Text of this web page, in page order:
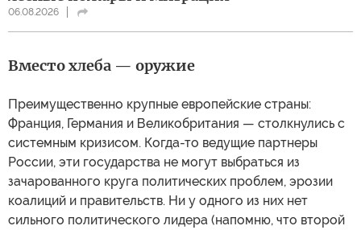
06.08.2026
Вместо хлеба — оружие
Преимущественно крупные европейские страны:
Франция, Германия и Великобритания — столкнулись с
системным кризисом. Когда-то ведущие партнеры
России, эти государства не могут выбраться из
зачарованного круга политических проблем, эрозии
коалиций и правительств. Ни у одного из них нет
сильного политического лидера (напомню, что второй